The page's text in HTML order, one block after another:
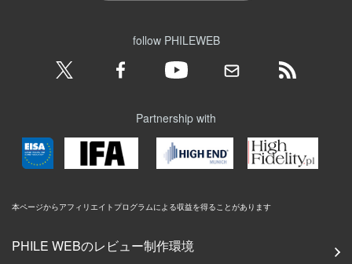
follow PHILEWEB
Partnership with
本ページからアフィリエイトプログラムによる収益を得ることがあります
PHILE WEBのレビュー制作環境